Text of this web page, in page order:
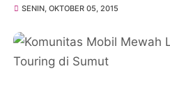
SENIN, OKTOBER 05, 2015